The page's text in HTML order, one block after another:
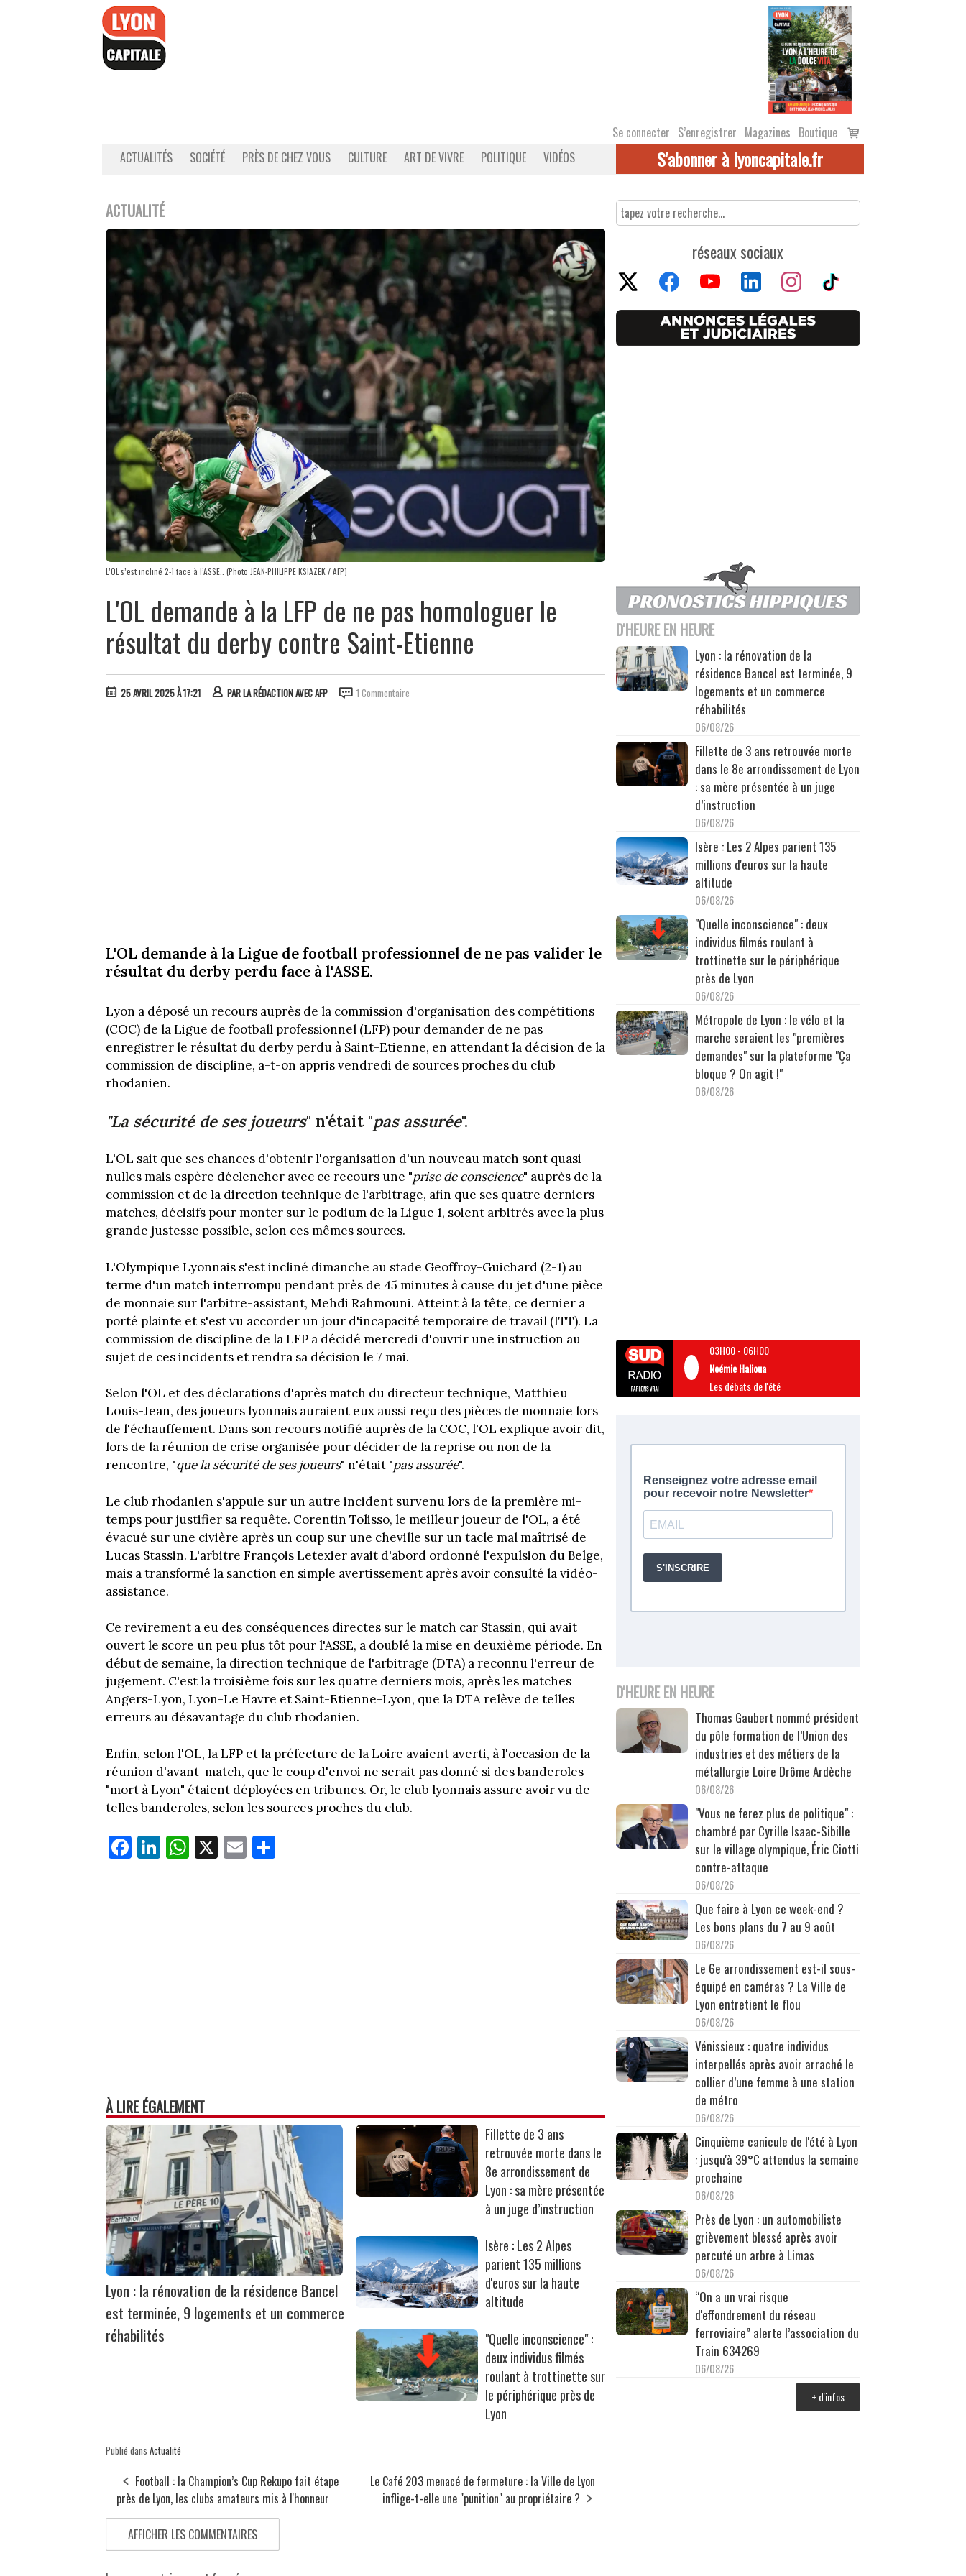
Se connecter S’enregistrer Magazines Boutique
Voir
le
ACTUALITÉS SOCIÉTÉ PRÈS DE CHEZ VOUS CULTURE ART DE VIVRE POLITIQUE VIDÉOS S'abonner à lyoncapitale.fr
ACTUALITÉ
L’OL s’est incliné 2-1 face à l’ASSE.. (Photo JEAN-PHILIPPE KSIAZEK / AFP)
L'OL demande à la LFP de ne pas homologuer le
résultat du derby contre Saint-Etienne
25 AVRIL 2025 À 17:21 PARLA RÉDACTION AVEC AFP 1 Commentaire
L'OL demande à la Ligue de football professionnel de ne pas valider le
résultat du derby perdu face à l'ASSE.
Lyon a déposé un recours auprès de la commission d'organisation des compétitions
(COC) de la Ligue de football professionnel (LFP) pour demander de ne pas
enregistrer le résultat du derby perdu à Saint-Etienne, en attendant la décision de la
commission de discipline, a-t-on appris vendredi de sources proches du club
rhodanien.
"La sécurité de ses joueurs" n'était "pas assurée".
L'OL sait que ses chances d'obtenir l'organisation d'un nouveau match sont quasi
nulles mais espère déclencher avec ce recours une "prise de conscience" auprès de la
commission et de la direction technique de l'arbitrage, afin que ses quatre derniers
matches, décisifs pour monter sur le podium de la Ligue 1, soient arbitrés avec la plus
grande justesse possible, selon ces mêmes sources.
L'Olympique Lyonnais s'est incliné dimanche au stade Geoffroy-Guichard (2-1) au
terme d'un match interrompu pendant près de 45 minutes à cause du jet d'une pièce
de monnaie sur l'arbitre-assistant, Mehdi Rahmouni. Atteint à la tête, ce dernier a
porté plainte et s'est vu accorder un jour d'incapacité temporaire de travail (ITT). La
commission de discipline de la LFP a décidé mercredi d'ouvrir une instruction au
sujet de ces incidents et rendra sa décision le 7 mai.
Selon l'OL et des déclarations d'après match du directeur technique, Matthieu
Louis-Jean, des joueurs lyonnais auraient eux aussi reçu des pièces de monnaie lors
de l'échauffement. Dans son recours notifié auprès de la COC, l'OL explique avoir dit,
lors de la réunion de crise organisée pour décider de la reprise ou non de la
rencontre, "que la sécurité de ses joueurs" n'était "pas assurée".
Le club rhodanien s'appuie sur un autre incident survenu lors de la première mi-
temps pour justifier sa requête. Corentin Tolisso, le meilleur joueur de l'OL, a été
évacué sur une civière après un coup sur une cheville sur un tacle mal maîtrisé de
Lucas Stassin. L'arbitre François Letexier avait d'abord ordonné l'expulsion du Belge,
mais a transformé la sanction en simple avertissement après avoir consulté la vidéo-
assistance.
Ce revirement a eu des conséquences directes sur le match car Stassin, qui avait
ouvert le score un peu plus tôt pour l'ASSE, a doublé la mise en deuxième période. En
début de semaine, la direction technique de l'arbitrage (DTA) a reconnu l'erreur de
jugement. C'est la troisième fois sur les quatre derniers mois, après les matches
Angers-Lyon, Lyon-Le Havre et Saint-Etienne-Lyon, que la DTA relève de telles
erreurs au désavantage du club rhodanien.
Enfin, selon l'OL, la LFP et la préfecture de la Loire avaient averti, à l'occasion de la
réunion d'avant-match, que le coup d'envoi ne serait pas donné si des banderoles
"mort à Lyon" étaient déployées en tribunes. Or, le club lyonnais assure avoir vu de
telles banderoles, selon les sources proches du club.
Fa
ce
Li
nk
W
ha
X E
m
À LIRE ÉGALEMENT
Lyon : la rénovation de la résidence Bancel
est terminée, 9 logements et un commerce
réhabilités
Fillette de 3 ans
retrouvée morte dans le
8e arrondissement de
Lyon : sa mère présentée
à un juge d’instruction
Isère : Les 2 Alpes
parient 135 millions
d'euros sur la haute
altitude
"Quelle inconscience" :
deux individus filmés
roulant à trottinette sur
le périphérique près de
Lyon
Publié dans Actualité
Football : la Champion’s Cup Rekupo fait étape
près de Lyon, les clubs amateurs mis à l'honneur
Le Café 203 menacé de fermeture : la Ville de Lyon
inflige-t-elle une "punition" au propriétaire ?
AFFICHER LES COMMENTAIRES
réseaux sociaux
D'HEURE EN HEURE
Lyon : la rénovation de la
résidence Bancel est terminée, 9
logements et un commerce
réhabilités
06/08/26
Fillette de 3 ans retrouvée morte
dans le 8e arrondissement de Lyon
: sa mère présentée à un juge
d’instruction
06/08/26
Isère : Les 2 Alpes parient 135
millions d'euros sur la haute
altitude
06/08/26
"Quelle inconscience" : deux
individus filmés roulant à
trottinette sur le périphérique
près de Lyon
06/08/26
Métropole de Lyon : le vélo et la
marche seraient les "premières
demandes" sur la plateforme "Ça
bloque ? On agit !"
06/08/26
03H00- 06H00
Noémie Halioua
Les débats de l'été
D'HEURE EN HEURE
Thomas Gaubert nommé président
du pôle formation de l’Union des
industries et des métiers de la
métallurgie Loire Drôme Ardèche
06/08/26
"Vous ne ferez plus de politique" :
chambré par Cyrille Isaac-Sibille
sur le village olympique, Éric Ciotti
contre-attaque
06/08/26
Que faire à Lyon ce week-end ?
Les bons plans du 7 au 9 août
06/08/26
Le 6e arrondissement est-il sous-
équipé en caméras ? La Ville de
Lyon entretient le flou
06/08/26
Vénissieux : quatre individus
interpellés après avoir arraché le
collier d’une femme à une station
de métro
06/08/26
Cinquième canicule de l'été à Lyon
: jusqu'à 39°C attendus la semaine
prochaine
06/08/26
Près de Lyon : un automobiliste
grièvement blessé après avoir
percuté un arbre à Limas
06/08/26
“On a un vrai risque
d'effondrement du réseau
ferroviaire” alerte l’association du
Train 634269
06/08/26
+ d'infos